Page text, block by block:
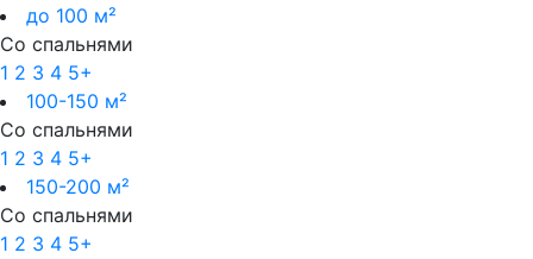
до 100 м²
Со спальнями
1 2 3 4 5+
100-150 м²
Со спальнями
1 2 3 4 5+
150-200 м²
Со спальнями
1 2 3 4 5+